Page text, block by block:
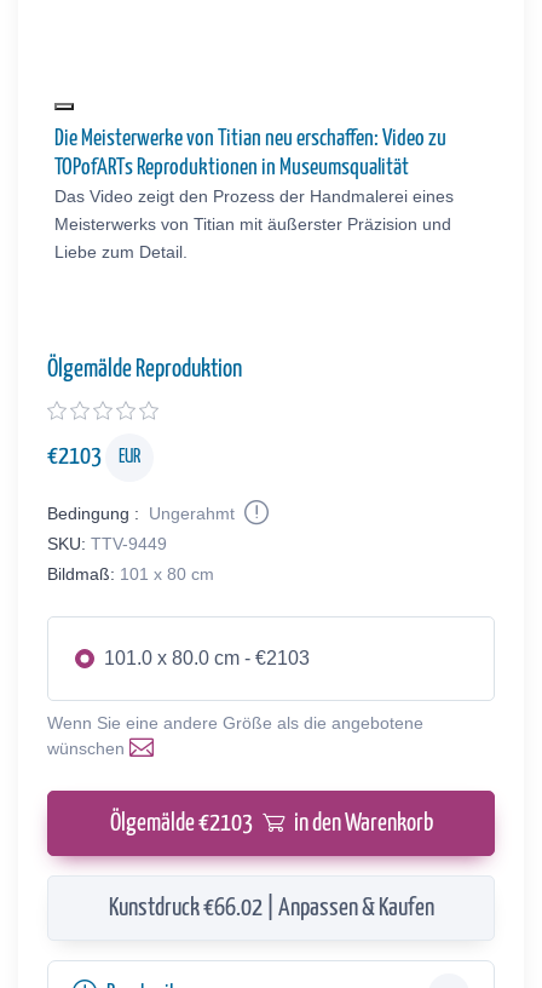
Die Meisterwerke von Titian neu erschaffen: Video zu
TOPofARTs Reproduktionen in Museumsqualität
Das Video zeigt den Prozess der Handmalerei eines
Meisterwerks von Titian mit äußerster Präzision und
Liebe zum Detail.
Ölgemälde Reproduktion
€2103 EUR
Bedingung :
Ungerahmt
SKU: TTV-9449
Bildmaß: 101 x 80 cm
101.0 x 80.0 cm - €2103
Wenn Sie eine andere Größe als die angebotene
wünschen
Ölgemälde €2103 in den Warenkorb
Kunstdruck €66.02 | Anpassen & Kaufen